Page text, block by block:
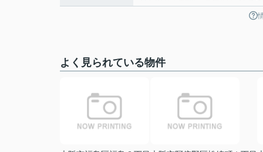
よく見られている物件